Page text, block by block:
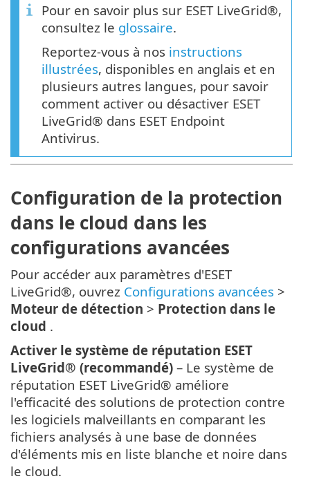
Pour en savoir plus sur ESET LiveGrid®,
consultez le glossaire.
Reportez-vous à nos instructions
illustrées, disponibles en anglais et en
plusieurs autres langues, pour savoir
comment activer ou désactiver ESET
LiveGrid® dans ESET Endpoint
Antivirus.
Configuration de la protection
dans le cloud dans les
configurations avancées
Pour accéder aux paramètres d'ESET
LiveGrid®, ouvrez Configurations avancées >
Moteur de détection > Protection dans le
cloud .
Activer le système de réputation ESET
LiveGrid® (recommandé) – Le système de
réputation ESET LiveGrid® améliore
l'efficacité des solutions de protection contre
les logiciels malveillants en comparant les
fichiers analysés à une base de données
d'éléments mis en liste blanche et noire dans
le cloud.